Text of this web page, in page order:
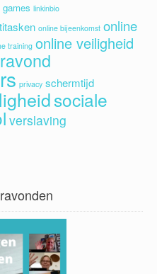
games linkinbio
online bijeenkomst online
training online veiligheid
privacy schermtijd
sociale
verslaving